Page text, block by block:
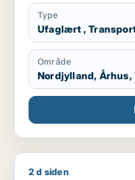
Type
Ufaglært ,
Område
Nordjylland,
Erik søger job som
2 d siden